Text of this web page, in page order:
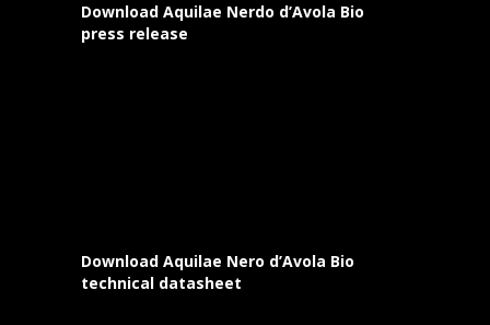
Download Aquilae Nerdo d’Avola Bio
press release
Download Aquilae Nero d’Avola Bio
technical datasheet